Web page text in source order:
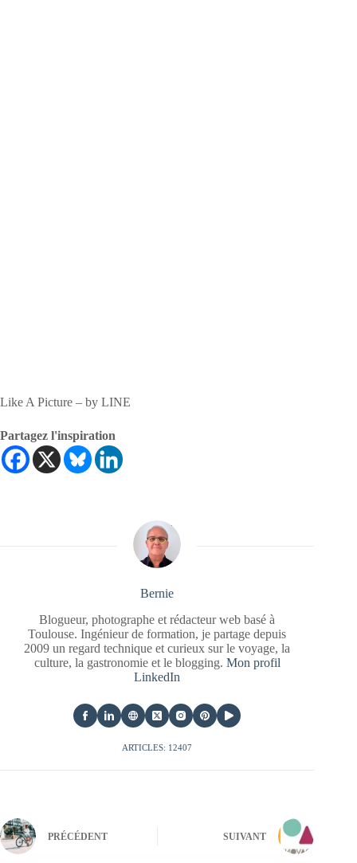
Like A Picture – by LINE
Partagez l'inspiration
Bernie
Blogueur, photographe et rédacteur web basé à
Toulouse. Ingénieur de formation, je partage depuis
2009 un regard technique et curieux sur le voyage, la
culture, la gastronomie et le blogging. Mon profil
LinkedIn
ARTICLES: 12407
PRÉCÉDENT SUIVANT